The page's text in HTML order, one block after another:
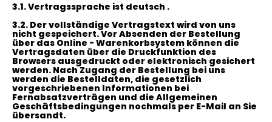
3.1. Vertragssprache ist deutsch .
3.2. Der vollständige Vertragstext wird von uns
nicht gespeichert. Vor Absenden der Bestellung
über das Online - Warenkorbsystem können die
Vertragsdaten über die Druckfunktion des
Browsers ausgedruckt oder elektronisch gesichert
werden. Nach Zugang der Bestellung bei uns
werden die Bestelldaten, die gesetzlich
vorgeschriebenen Informationen bei
Fernabsatzverträgen und die Allgemeinen
Geschäftsbedingungen nochmals per E-Mail an Sie
übersandt.